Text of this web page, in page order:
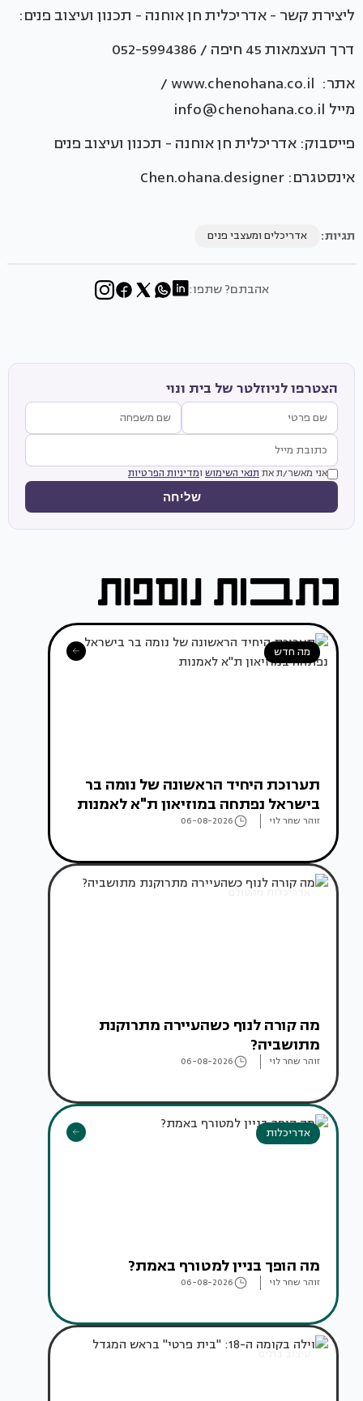
ליצירת קשר - אדריכלית חן אוחנה - תכנון ועיצוב פנים:
דרך העצמאות 45 חיפה / 052-5994386
אתר: www.chenohana.co.il /
מייל info@chenohana.co.il
פייסבוק: אדריכלית חן אוחנה - תכנון ועיצוב פנים
אינסטגרם: Chen.ohana.designer
תגיות: אדריכלים ומעצבי פנים
אהבתם? שתפו:
הצטרפו לניוזלטר של בית ונוי
אני מאשר/ת את תנאי השימוש ומדיניות הפרטיות
שליחה
מה חדש
תערוכת היחיד הראשונה של נומה בר
בישראל נפתחה במוזיאון ת"א לאמנות
זוהר שחר לוי 06-08-2026
אדריכלות מהעולם
מה קורה לנוף כשהעיירה מתרוקנת
מתושביה?
זוהר שחר לוי 06-08-2026
אדריכלות
מה הופך בניין למטורף באמת?
זוהר שחר לוי 06-08-2026
עיצוב בתים